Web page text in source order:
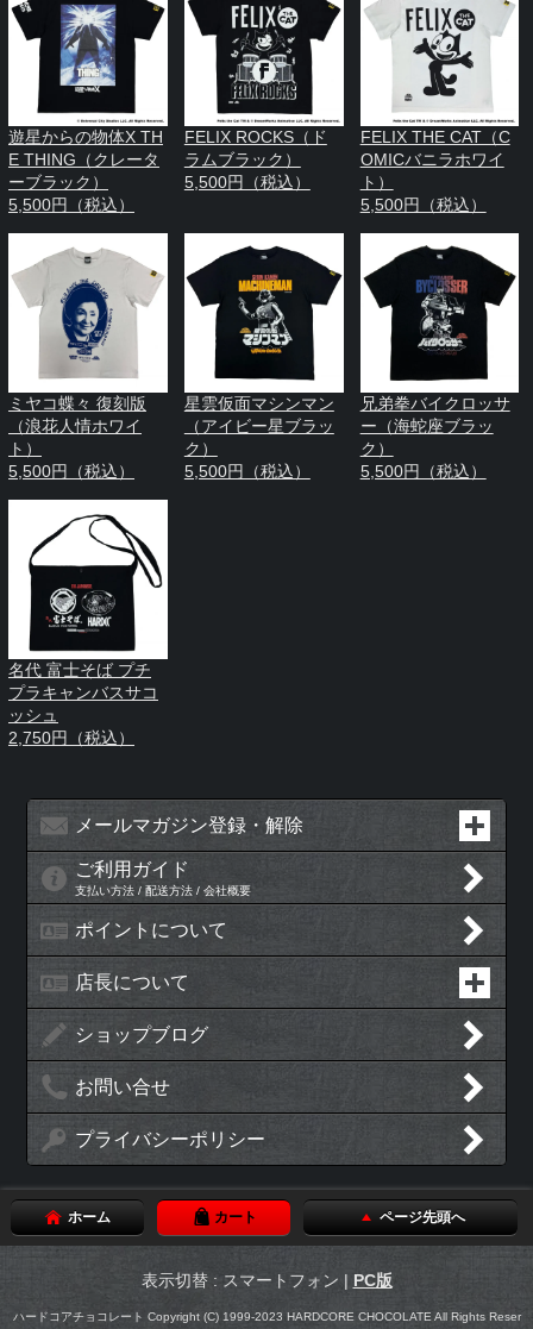
遊星からの物体X TH
E THING（クレータ
ーブラック）
5,500円（税込）
FELIX ROCKS（ド
ラムブラック）
5,500円（税込）
FELIX THE CAT（C
OMICバニラホワイ
ト）
5,500円（税込）
ミヤコ蝶々 復刻版
（浪花人情ホワイ
ト）
5,500円（税込）
星雲仮面マシンマン
（アイビー星ブラッ
ク）
5,500円（税込）
兄弟拳バイクロッサ
ー（海蛇座ブラッ
ク）
5,500円（税込）
名代 富士そば プチ
プラキャンバスサコ
ッシュ
2,750円（税込）
メールマガジン登録・解除
ご利用ガイド
支払い方法 / 配送方法 / 会社概要
ポイントについて
店長について
ショップブログ
お問い合せ
プライバシーポリシー
ホーム カート ページ先頭へ
表示切替 : スマートフォン | PC版
ハードコアチョコレート Copyright (C) 1999-2023 HARDCORE CHOCOLATE All Rights Reser